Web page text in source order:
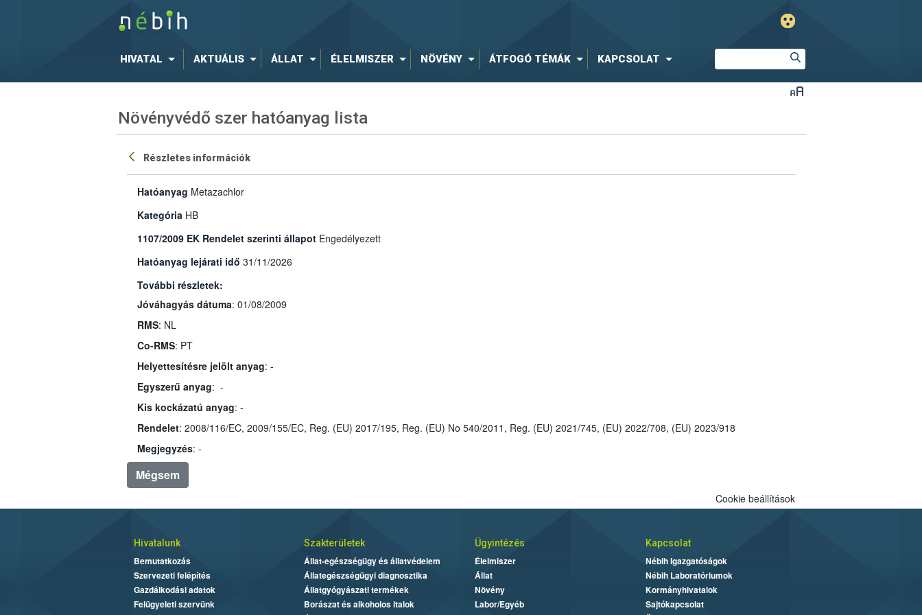
HIVATAL AKTUÁLIS ÁLLAT ÉLELMISZER NÖVÉNY ÁTFOGÓ TÉMÁK KAPCSOLAT
Növényvédő szer hatóanyag lista
Részletes információk
Hatóanyag Metazachlor
Kategória HB
1107/2009 EK Rendelet szerinti állapot Engedélyezett
Hatóanyag lejárati idő 31/11/2026
További részletek:
Jóváhagyás dátuma: 01/08/2009
RMS: NL
Co-RMS: PT
Helyettesítésre jelölt anyag: -
Egyszerű anyag: -
Kis kockázatú anyag: -
Rendelet
: 2008/116/EC, 2009/155/EC, Reg. (EU) 2017/195, Reg. (EU) No 540/2011, Reg. (EU) 2021/745, (EU) 2022/708, (EU) 2023/918
Megjegyzés: -
Mégsem
Cookie beállítások
Hivatalunk
Bemutatkozás
Szervezeti felépítés
Gazdálkodási adatok
Felügyeleti szervünk
Szakterületek
Állat-egészségügy és állatvédelem
Állategészségügyi diagnosztika
Állatgyógyászati termékek
Borászat és alkoholos italok
Ügyintézés
Élelmiszer
Állat
Növény
Labor/Egyéb
Kapcsolat
Nébih Igazgatóságok
Nébih Laboratóriumok
Kormányhivatalok
Sajtókapcsolat